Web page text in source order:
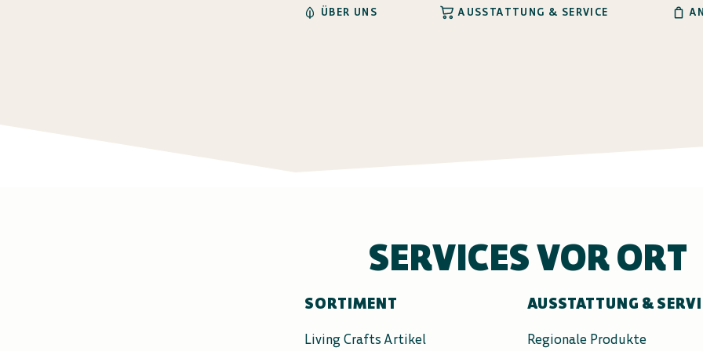
ÜBER UNS AUSSTATTUNG & SERVICE
SERVICES VOR ORT
SORTIMENT
Living Crafts Artikel
AUSSTATTUNG &
Regionale Produkte